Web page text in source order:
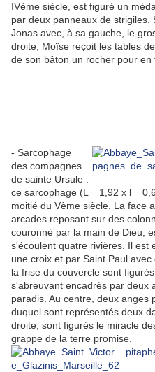
IVème siècle, est figuré un
par deux panneaux de
Jonas avec, à sa gauche, le
droite, Moïse reçoit les tables
de son bâton un rocher pour en
- Sarcophage
des compagnes
de sainte Ursule :
ce sarcophage (L = 1,92 x l =
moitié du Vème siècle. La face
arcades reposant sur des
couronné par la main de Dieu,
s'écoulent quatre rivières. Il est
une croix et par Saint Paul
la frise du couvercle sont
s'abreuvant encadrés par deux
paradis. Au centre, deux anges
duquel sont représentés deux
droite, sont figurés le miracle
grappe de la terre promise.